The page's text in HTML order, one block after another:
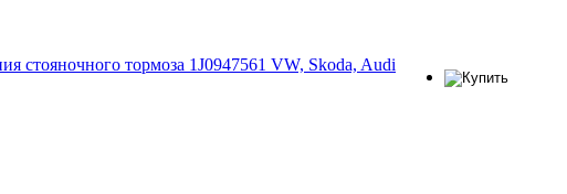
стояночного тормоза 1J0947561 VW, Skoda, Audi